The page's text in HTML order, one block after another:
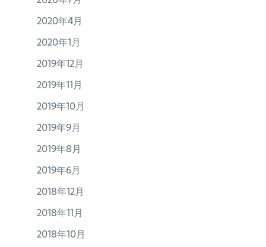
2020年4月
2020年1月
2019年12月
2019年11月
2019年10月
2019年9月
2019年8月
2019年6月
2018年12月
2018年11月
2018年10月